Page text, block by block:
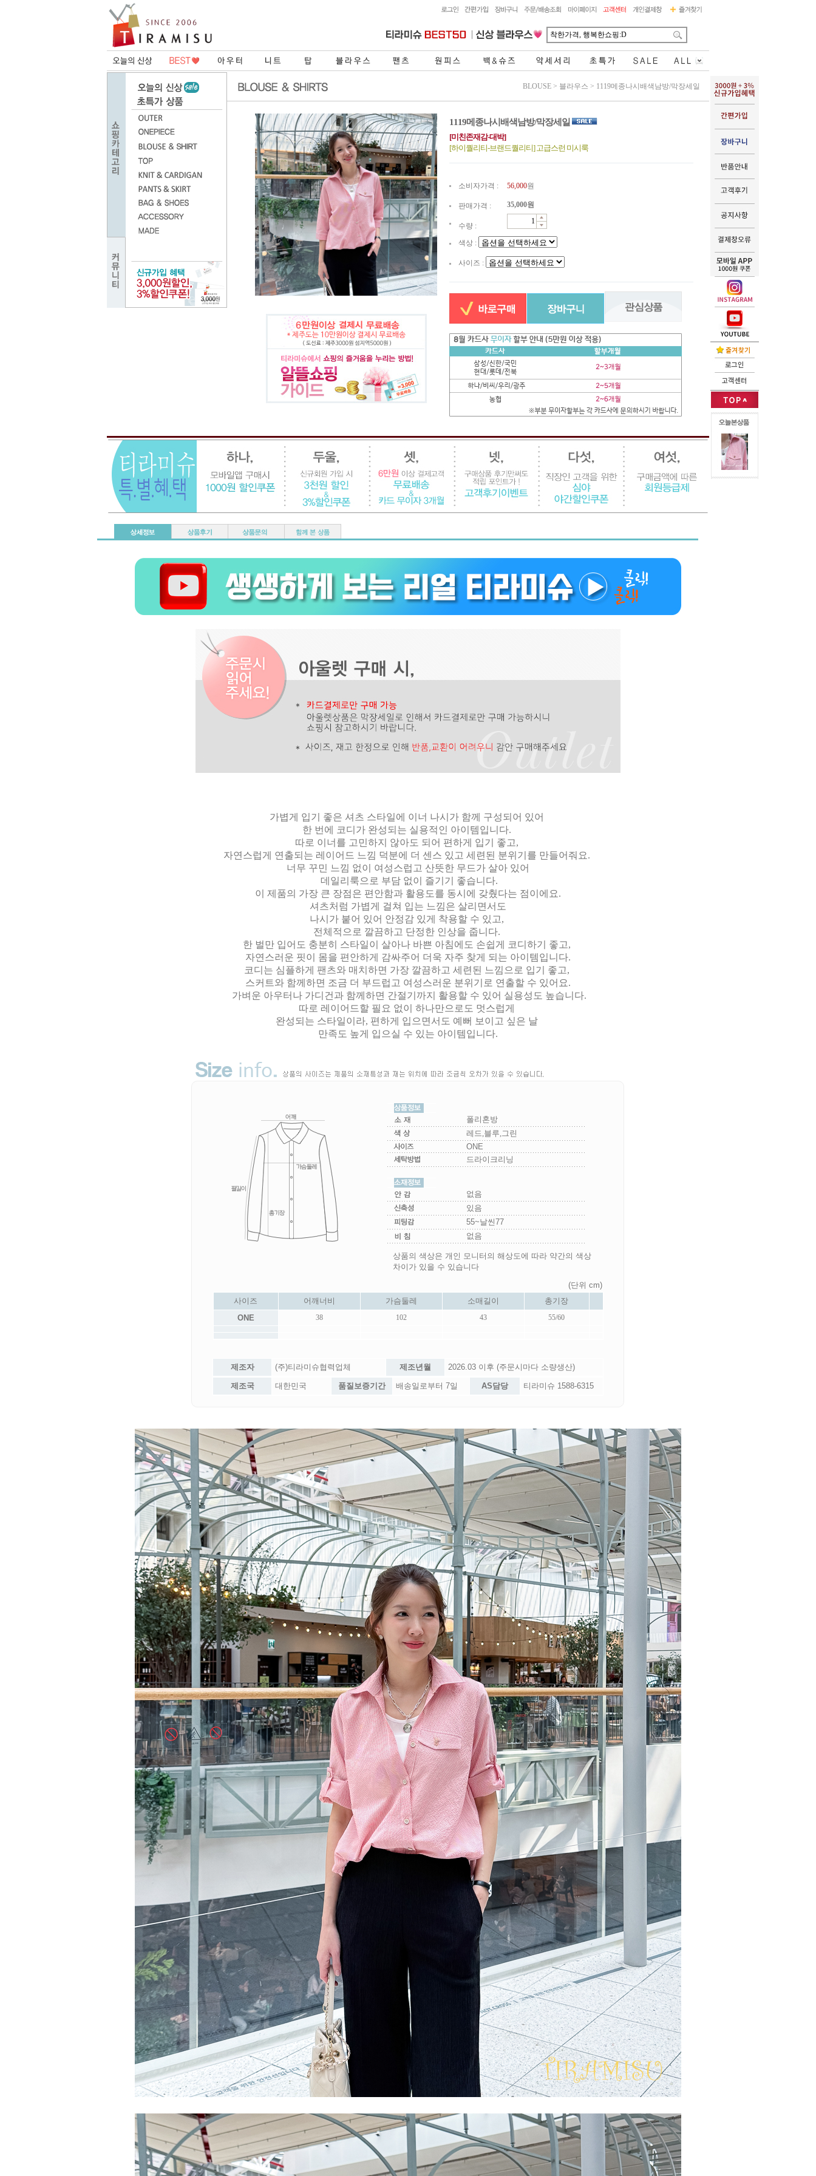
BLOUSE > 블라우스 > 1119메종나시배색남방/막장세일
1119메종나시배색남방/막장세일
[미친존재감-대박]
[하이퀄리티-브랜드퀄리티] 고급스런 미시룩
소비자가격 : 56,000원
판매가격 : 35,000원
수량 :
색상 :
사이즈 :
가볍게 입기 좋은 셔츠 스타일에 이너 나시가 함께 구성되어 있어
한 번에 코디가 완성되는 실용적인 아이템입니다.
따로 이너를 고민하지 않아도 되어 편하게 입기 좋고,
자연스럽게 연출되는 레이어드 느낌 덕분에 더 센스 있고 세련된 분위기를 만들어줘요.
너무 꾸민 느낌 없이 여성스럽고 산뜻한 무드가 살아 있어
데일리룩으로 부담 없이 즐기기 좋습니다.
이 제품의 가장 큰 장점은 편안함과 활용도를 동시에 갖췄다는 점이에요.
셔츠처럼 가볍게 걸쳐 입는 느낌은 살리면서도
나시가 붙어 있어 안정감 있게 착용할 수 있고,
전체적으로 깔끔하고 단정한 인상을 줍니다.
한 벌만 입어도 충분히 스타일이 살아나 바쁜 아침에도 손쉽게 코디하기 좋고,
자연스러운 핏이 몸을 편안하게 감싸주어 더욱 자주 찾게 되는 아이템입니다.
코디는 심플하게 팬츠와 매치하면 가장 깔끔하고 세련된 느낌으로 입기 좋고,
스커트와 함께하면 조금 더 부드럽고 여성스러운 분위기로 연출할 수 있어요.
가벼운 아우터나 가디건과 함께하면 간절기까지 활용할 수 있어 실용성도 높습니다.
따로 레이어드할 필요 없이 하나만으로도 멋스럽게
완성되는 스타일이라, 편하게 입으면서도 예뻐 보이고 싶은 날
만족도 높게 입으실 수 있는 아이템입니다.
폴리혼방
레드,블루,그린
ONE
드라이크리닝
없음
있음
55~날씬77
없음
상품의 색상은 개인 모니터의 해상도에 따라 약간의 색상
차이가 있을 수 있습니다
(단위 cm)
사이즈
어깨너비 가슴둘레 소매길이
총기장
ONE
38 102 43 55/60
제조자 (주)티라미슈협력업체 제조년월 2026.03 이후 (주문시마다 소량생산)
제조국 대한민국 품질보증기간 배송일로부터 7일 AS담당 티라미슈 1588-6315